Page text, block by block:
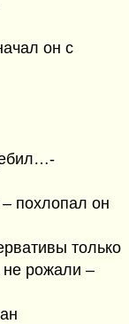
он с
похлопал он
только
не рожали –